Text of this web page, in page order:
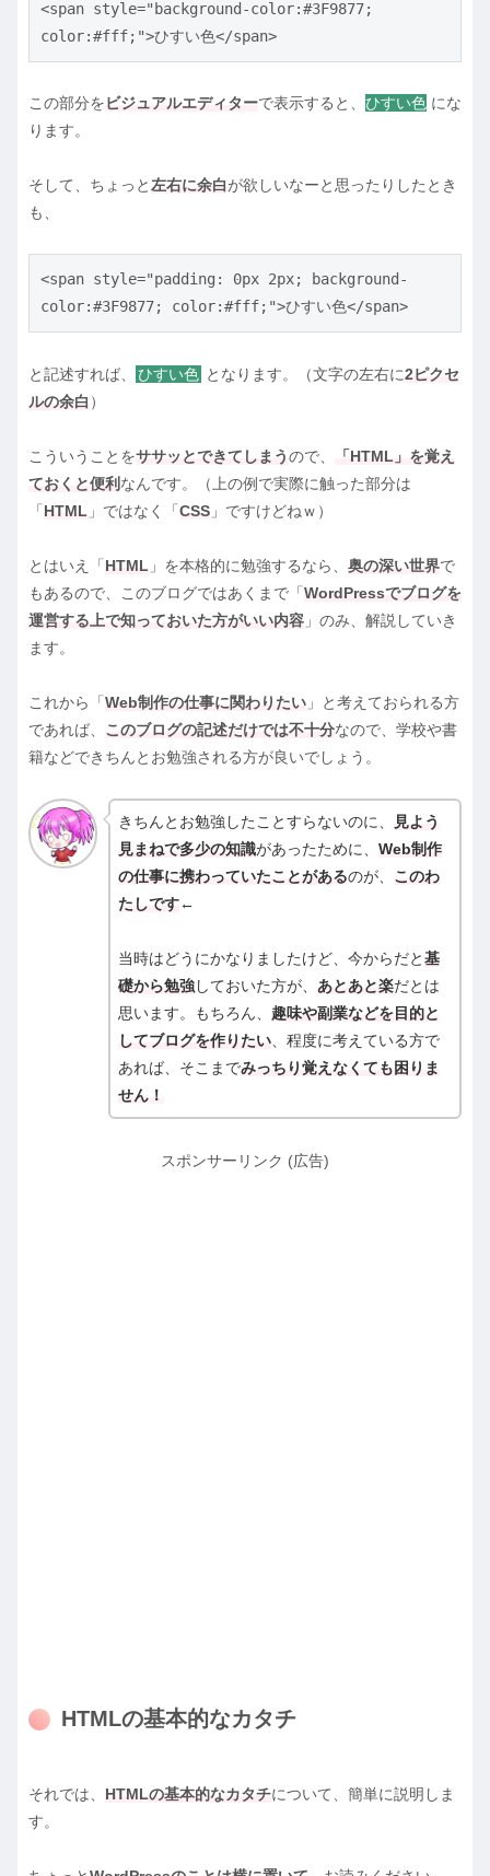
<span style="background-color:#3F9877;
color:#fff;">ひすい色</span>
この部分をビジュアルエディターで表示すると、 ひすい色 にな
ります。
そして、ちょっと左右に余白が欲しいなーと思ったりしたとき
も、
<span style="padding: 0px 2px; background-
color:#3F9877; color:#fff;">ひすい色</span>
と記述すれば、 ひすい色 となります。（文字の左右に2ピクセ
ルの余白）
こういうことをササッとできてしまうので、
「HTML」を覚え
ておくと便利 なんです。（上の例で実際に触った部分は
「 HTML 」ではなく「 CSS 」ですけどねｗ）
とはいえ「 HTML 」を本格的に勉強するなら、 奥の深い世界で
もあるので、このブログではあくまで「 WordPressでブログを
運営する上で知っておいた方がいい内容 」のみ、解説していき
ます。
これから「 Web制作の仕事に関わりたい 」と考えておられる方
であれば、 このブログの記述だけでは不十分なので、学校や書
籍などできちんとお勉強される方が良いでしょう。
きちんとお勉強したことすらないのに、
見よう
見まねで多少の知識があったために、Web制作
の仕事に携わっていたことがあるのが、 このわ
たしです←
当時はどうにかなりましたけど、今からだと基
礎から勉強しておいた方が、あとあと楽だとは
思います。もちろん、 趣味や副業などを目的と
してブログを作りたい、程度に考えている方で
あれば、そこまでみっちり覚えなくても困りま
せん！
スポンサーリンク (広告)
HTMLの基本的なカタチ
それでは、 HTMLの基本的なカタチについて、簡単に説明しま
す。